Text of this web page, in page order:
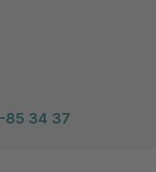
85 34 37